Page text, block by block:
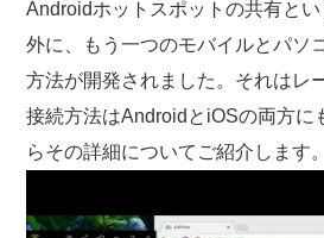
Androidホットスポットの共有と
外に、もう一つのモバイルとパソ
方法が開発されました。それはレ
接続方法はAndroidとiOSの両方に
らその詳細についてご紹介します。